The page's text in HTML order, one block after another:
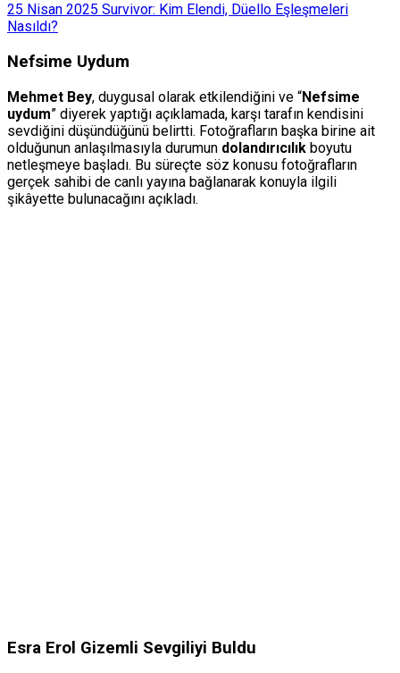
25 Nisan 2025 Survivor: Kim Elendi, Düello Eşleşmeleri
Nasıldı?
Nefsime Uydum
Mehmet Bey, duygusal olarak etkilendiğini ve “Nefsime
uydum” diyerek yaptığı açıklamada, karşı tarafın kendisini
sevdiğini düşündüğünü belirtti. Fotoğrafların başka birine ait
olduğunun anlaşılmasıyla durumun dolandırıcılık boyutu
netleşmeye başladı. Bu süreçte söz konusu fotoğrafların
gerçek sahibi de canlı yayına bağlanarak konuyla ilgili
şikâyette bulunacağını açıkladı.
Esra Erol Gizemli Sevgiliyi Buldu